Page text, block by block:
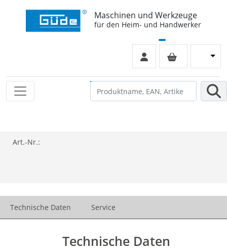
Maschinen und Werkzeuge
für den Heim- und Handwerker
Art.-Nr.:
Technische Daten Service
Technische Daten